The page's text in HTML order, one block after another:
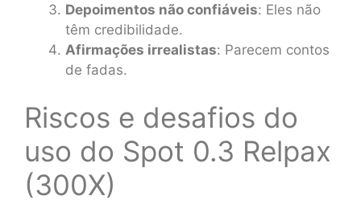
Depoimentos não confiáveis: Eles não
têm credibilidade.
Afirmações irrealistas: Parecem contos
de fadas.
Riscos e desafios do
uso do Spot 0.3 Relpax
(300X)